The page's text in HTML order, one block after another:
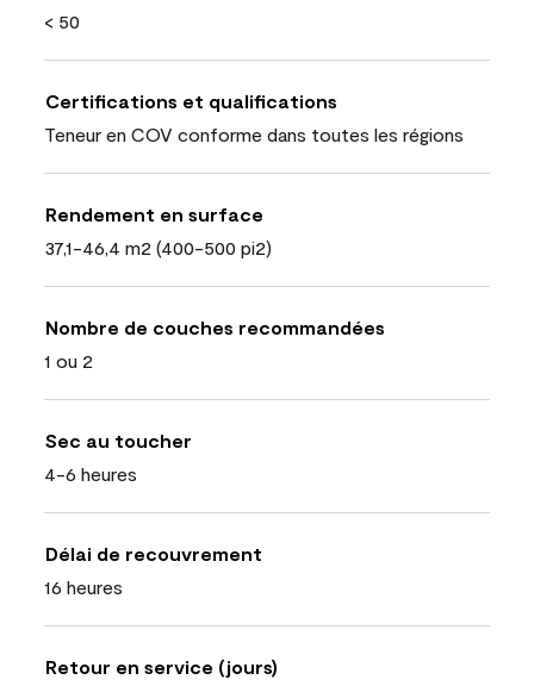
< 50
Certifications et qualifications
Teneur en COV conforme dans toutes les régions
Rendement en surface
37,1-46,4 m2 (400-500 pi2)
Nombre de couches recommandées
1 ou 2
Sec au toucher
4-6 heures
Délai de recouvrement
16 heures
Retour en service (jours)